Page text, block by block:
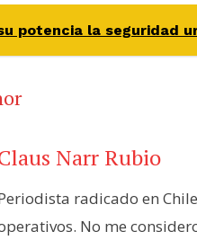
potencia la seguridad
Narr Rubio
radicado en
No me